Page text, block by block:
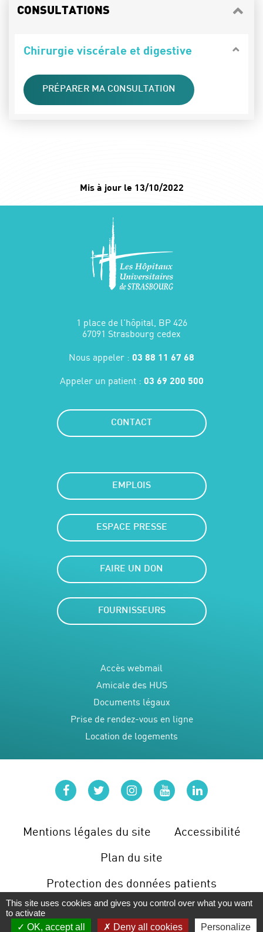
CONSULTATIONS
Chirurgie viscérale et digestive
PRÉPARER MA CONSULTATION
Mis à jour le 13/10/2022
1 place de l'hôpital, BP 426
67091 Strasbourg cedex
Nous appeler : 03 88 11 67 68
Appeler un patient : 03 69 200 500
CONTACT
EMPLOIS
ESPACE PRESSE
FAIRE UN DON
FOURNISSEURS
Accès webmail
Amicale des HUS
Documents légaux
Prise de rendez-vous en ligne
Location de logements
Mentions légales du site
Accessibilité
Plan du site
Protection des données patients
Gérer les cookies
facebooktwitterinstagram
youtubelinkedin
This site uses cookies and gives you control over what you want
to activate
OK, accept all
Deny all cookies Personalize